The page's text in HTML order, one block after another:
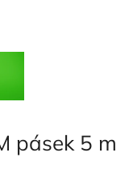
pásek 5 m